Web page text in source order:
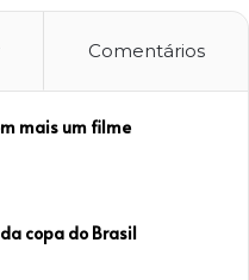
Comentários
mais um filme
copa do Brasil